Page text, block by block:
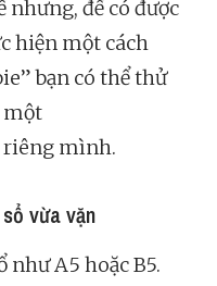
để có được
hiện một cách
bạn có thể thử
một
riêng mình.
vừa vặn
A5 hoặc B5.